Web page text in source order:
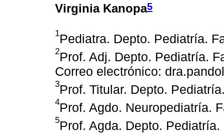
Virginia Kanopa5
1Pediatra. Depto. Pediatría.
2Prof. Adj. Depto. Pediatría.
Correo electrónico:
3Prof. Titular. Depto.
4Prof. Agdo. Neuropediatría.
5Prof. Agda. Depto.